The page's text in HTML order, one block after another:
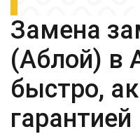
Замена
(Аблой) в
быстро,
гарантией